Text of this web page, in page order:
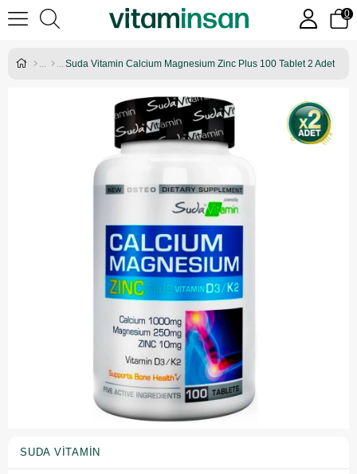
0
Suda Vitamin Calcium Magnesium Zinc Plus 100 Tablet 2 Adet
SUDA VITAMIN